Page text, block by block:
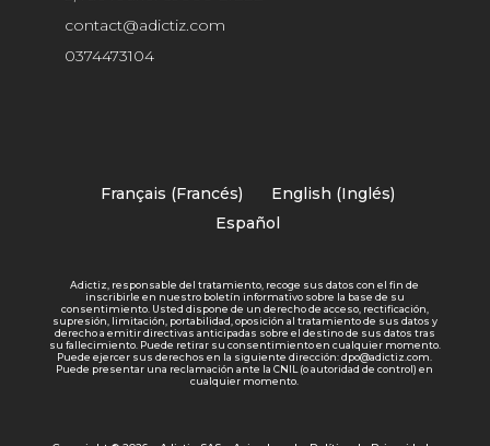
contact@adictiz.com
0374473104
Français (Francés) English (Inglés)
Español
Adictiz, responsable del tratamiento, recoge sus datos con el fin de
inscribirle en nuestro boletín informativo sobre la base de su
consentimiento. Usted dispone de un derecho de acceso, rectificación,
supresión, limitación, portabilidad, oposición al tratamiento de sus datos y
derecho a emitir directivas anticipadas sobre el destino de sus datos tras
su fallecimiento. Puede retirar su consentimiento en cualquier momento.
Puede ejercer sus derechos en la siguiente dirección: dpo@adictiz.com.
Puede presentar una reclamación ante la CNIL (o autoridad de control) en
cualquier momento.